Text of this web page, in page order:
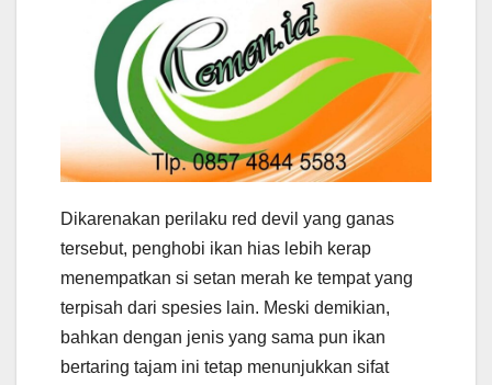
Dikarenakan perilaku red devil yang ganas
tersebut, penghobi ikan hias lebih kerap
menempatkan si setan merah ke tempat yang
terpisah dari spesies lain. Meski demikian,
bahkan dengan jenis yang sama pun ikan
bertaring tajam ini tetap menunjukkan sifat